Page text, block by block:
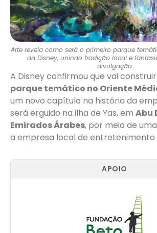
Arte revela como será o primeiro parque
da Disney, unindo tradição local e
divulgação
A Disney confirmou que vai
parque temático no Oriente
um novo capítulo na história da
será erguido na ilha de Yas, em Abu
Emirados Árabes, por meio de
a empresa local de entretenimento
APOIO